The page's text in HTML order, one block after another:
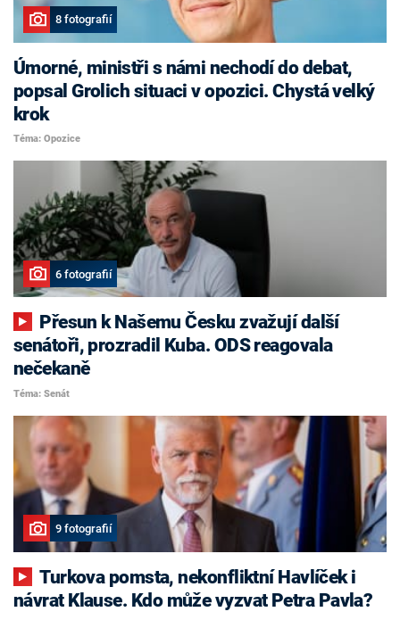
8 fotografií
Úmorné, ministři s námi nechodí do debat,
popsal Grolich situaci v opozici. Chystá velký
krok
Téma: Opozice
6 fotografií
senátoři, prozradil Kuba. ODS reagovala
nečekaně
Téma: Senát
9 fotografií
Turkova pomsta, nekonfliktní Havlíček i
návrat Klause. Kdo může vyzvat Petra Pavla?